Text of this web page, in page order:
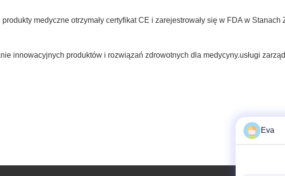
medyczne otrzymały certyfikat CE i zarejestrowały się w FDA w Stanach
innowacyjnych produktów i rozwiązań zdrowotnych dla medycyny.usługi
Eva